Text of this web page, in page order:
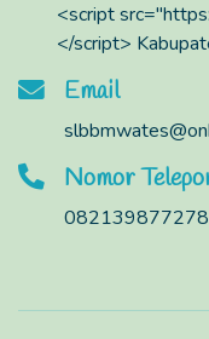
<script
</script>
Email
Nomor
082139877278